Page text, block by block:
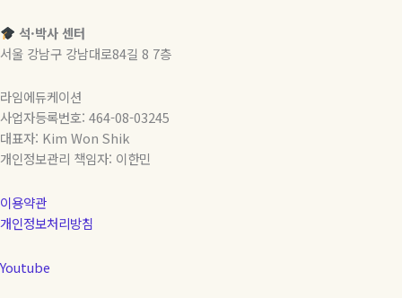
석·박사 센터
서울 강남구 강남대로84길 8 7층
라임에듀케이션
사업자등록번호: 464-08-03245
대표자: Kim Won Shik
개인정보관리 책임자: 이한민
이용약관
개인정보처리방침
Youtube